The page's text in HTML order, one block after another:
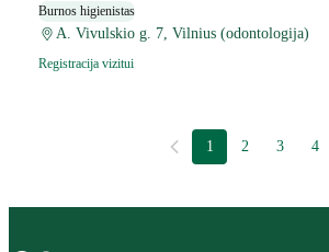
Burnos higienistas
A. Vivulskio g. 7, Vilnius (odontologija)
Registracija vizitui
1 2 3 4